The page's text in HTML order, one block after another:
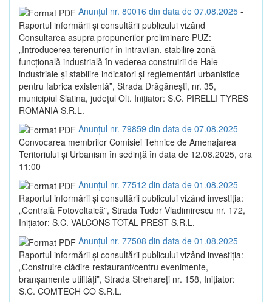
Anunțul nr. 80016 din data de 07.08.2025 -
Raportul informării și consultării publicului vizând
Consultarea asupra propunerilor preliminare PUZ:
„Introducerea terenurilor în intravilan, stabilire zonă
funcțională industrială în vederea construirii de Hale
industriale și stabilire indicatori și reglementări urbanistice
pentru fabrica existentă”, Strada Drăgănești, nr. 35,
municipiul Slatina, județul Olt. Inițiator: S.C. PIRELLI TYRES
ROMANIA S.R.L.
Anunțul nr. 79859 din data de 07.08.2025 -
Convocarea membrilor Comisiei Tehnice de Amenajarea
Teritoriului și Urbanism în sedință în data de 12.08.2025, ora
11:00
Anunțul nr. 77512 din data de 01.08.2025 -
Raportul informării și consultării publicului vizând investiția:
„Centrală Fotovoltaică”, Strada Tudor Vladimirescu nr. 172,
Inițiator: S.C. VALCONS TOTAL PREST S.R.L.
Anunțul nr. 77508 din data de 01.08.2025 -
Raportul informării și consultării publicului vizând investiția:
„Construire clădire restaurant/centru evenimente,
branșamente utilități”, Strada Strehareți nr. 158, Inițiator:
S.C. COMTECH CO S.R.L.